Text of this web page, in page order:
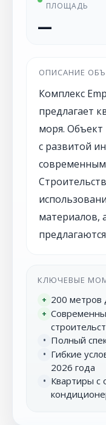
ПЛОЩАДЬ
—
ОПИСАНИЕ
Комплекс
предлагает
моря. Объект
с развитой
материалов,
КЛЮЧЕВЫЕ
+ 200 метров
+
• Полный
• Гибкие
2026 года
• Квартиры с